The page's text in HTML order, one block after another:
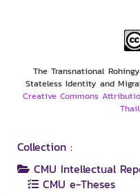
The Transnational
Stateless Identity and
Creative Commons
Collection :
CMU Intellectual
CMU e-Theses